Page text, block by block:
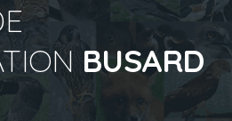
BUSARD